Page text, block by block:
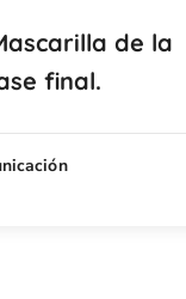
de la
final.